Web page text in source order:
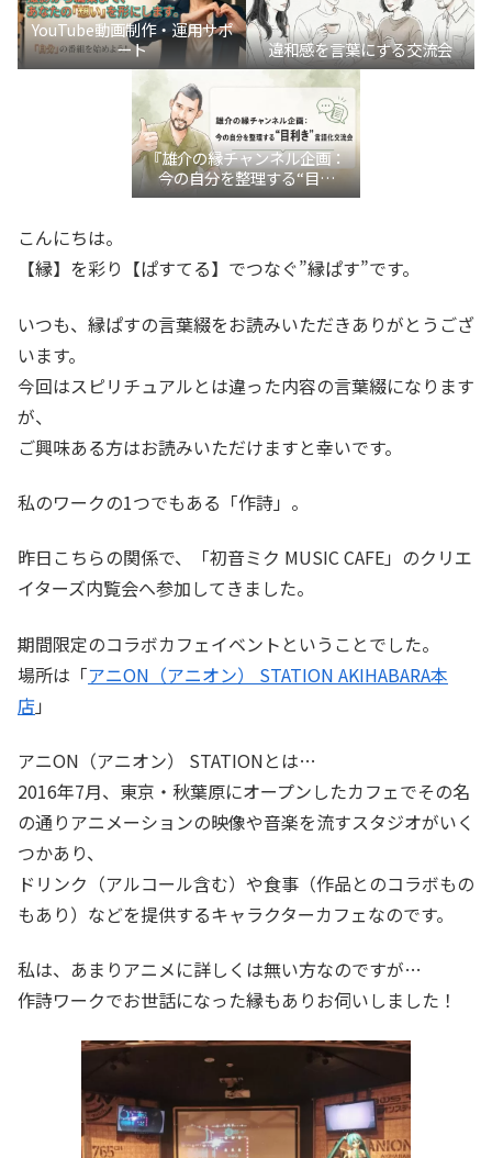
YouTube動画制作・運用サポ
ート
違和感を言葉にする交流会
『雄介の縁チャンネル企画：
今の自分を整理する“目利
き”言語化交流会』
こんにちは。
【縁】を彩り【ぱすてる】でつなぐ”縁ぱす”です。
いつも、縁ぱすの言葉綴をお読みいただきありがとうござ
います。
今回はスピリチュアルとは違った内容の言葉綴になります
が、
ご興味ある方はお読みいただけますと幸いです。
私のワークの1つでもある「作詩」。
昨日こちらの関係で、「初音ミク MUSIC CAFE」のクリエ
イターズ内覧会へ参加してきました。
期間限定のコラボカフェイベントということでした。
場所は「アニON（アニオン） STATION AKIHABARA本
店」
アニON（アニオン） STATIONとは…
2016年7月、東京・秋葉原にオープンしたカフェでその名
の通りアニメーションの映像や音楽を流すスタジオがいく
つかあり、
ドリンク（アルコール含む）や食事（作品とのコラボもの
もあり）などを提供するキャラクターカフェなのです。
私は、あまりアニメに詳しくは無い方なのですが…
作詩ワークでお世話になった縁もありお伺いしました！